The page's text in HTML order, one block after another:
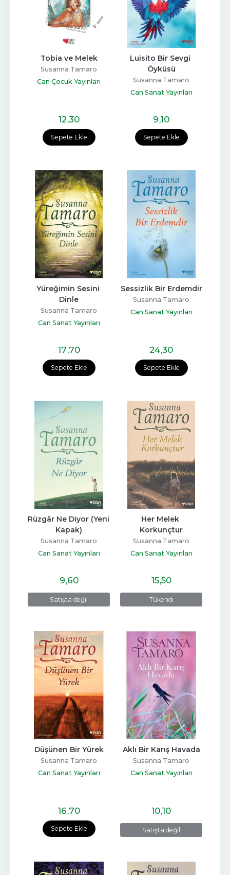
Sepete Ekle
Tobia ve Melek
Susanna Tamaro
Can Çocuk Yayınları
12,30
Sepete Ekle
Luisito Bir Sevgi
Öyküsü
Susanna Tamaro
Can Sanat Yayınları
9,10
Sepete Ekle
Yüreğimin Sesini
Dinle
Susanna Tamaro
Can Sanat Yayınları
17,70
Sepete Ekle
Sessizlik Bir Erdemdir
Susanna Tamaro
Can Sanat Yayınları
24,30
Satışta değil
Rüzgâr Ne Diyor (Yeni
Kapak)
Susanna Tamaro
Can Sanat Yayınları
9,60
Tükendi
Her Melek
Korkunçtur
Susanna Tamaro
Can Sanat Yayınları
15,50
Sepete Ekle
Düşünen Bir Yürek
Susanna Tamaro
Can Sanat Yayınları
16,70
Satışta değil
Aklı Bir Karış Havada
Susanna Tamaro
Can Sanat Yayınları
10,10